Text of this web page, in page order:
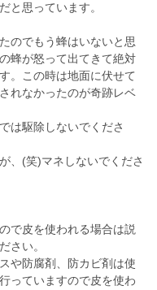
と思っています。
のでもう蜂はいないと思
蜂が怒って出てきて絶対
。この時は地面に伏せて
れなかったのが奇跡レベ
は駆除しないでくださ
、(笑)マネしないでくださ
で皮を使われる場合は説
さい。
や防腐剤、防カビ剤は使
っていますので皮を使わ